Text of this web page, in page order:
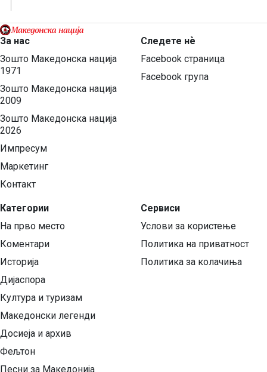
За нас
Зошто Македонска нација
1971
Зошто Македонска нација
2009
Зошто Македонска нација
2026
Импресум
Маркетинг
Контакт
Категории
На прво место
Коментари
Историја
Дијаспора
Култура и туризам
Македонски легенди
Досиеја и архив
Фељтон
Песни за Македонија
Следете нѐ
Facebook страница
Facebook група
Сервиси
Услови за користење
Политика на приватност
Политика за колачиња